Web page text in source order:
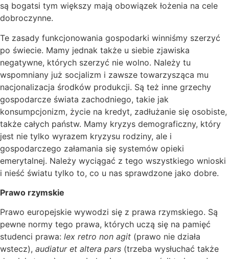
są bogatsi tym większy mają obowiązek łożenia na cele
dobroczynne.
Te zasady funkcjonowania gospodarki winniśmy szerzyć
po świecie. Mamy jednak także u siebie zjawiska
negatywne, których szerzyć nie wolno. Należy tu
wspomniany już socjalizm i zawsze towarzysząca mu
nacjonalizacja środków produkcji. Są też inne grzechy
gospodarcze świata zachodniego, takie jak
konsumpcjonizm, życie na kredyt, zadłużanie się osobiste,
także całych państw. Mamy kryzys demograficzny, który
jest nie tylko wyrazem kryzysu rodziny, ale i
gospodarczego załamania się systemów opieki
emerytalnej. Należy wyciągać z tego wszystkiego wnioski
i nieść światu tylko to, co u nas sprawdzone jako dobre.
Prawo rzymskie
Prawo europejskie wywodzi się z prawa rzymskiego. Są
pewne normy tego prawa, których uczą się na pamięć
studenci prawa: lex retro non agit (prawo nie działa
wstecz), audiatur et altera pars (trzeba wysłuchać także